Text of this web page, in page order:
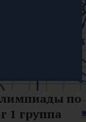
по
1 группа